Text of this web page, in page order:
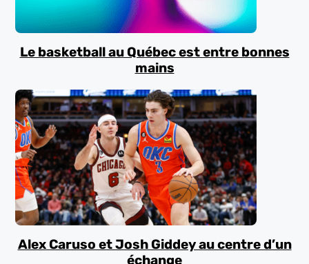
Le basketball au Québec est entre bonnes
mains
Alex Caruso et Josh Giddey au centre d’un
échange